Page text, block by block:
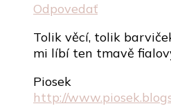
Odpovedať
Tolik věcí, tolik
mi líbí ten tmavě
Piosek
http://